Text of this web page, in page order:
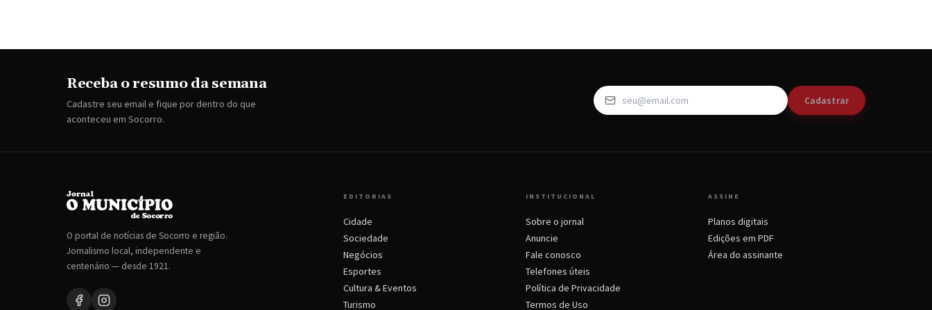
Receba o resumo da semana
Cadastre seu email e fique por dentro do que
aconteceu em Socorro.
Cadastrar
O portal de notícias de Socorro e região.
Jornalismo local, independente e
centenário — desde 1921.
EDITORIAS
Cidade
Sociedade
Negócios
Esportes
Cultura & Eventos
Turismo
INSTITUCIONAL
Sobre o jornal
Anuncie
Fale conosco
Telefones úteis
Política de Privacidade
Termos de Uso
ASSINE
Planos digitais
Edições em PDF
Área do assinante